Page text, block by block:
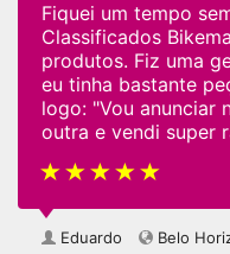
Fiquei um tempo
Classificados
produtos. Fiz uma
eu tinha bastante
logo: "Vou anunciar
outra e vendi super
Eduardo Belo